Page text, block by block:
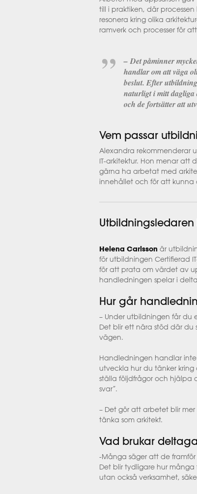
till i praktiken, där
resonera kring olika
ramverk och processer för
–Det påminner
handlar om att väga
beslut. Efter
naturligt i mitt dagliga
och de fortsätter att
Vem passar
Alexandra rekommenderar
IT-arkitektur. Hon menar att
gärna ha arbetat med
innehållet och för att kunna
Helena Carlsson är
för utbildningen Certifierad
för att prata om värdet av
handledningen spelar i
Hur går
– Under utbildningen får du
Det blir ett nära stöd där
vägen.
Handledningen handlar
utveckla hur du tänker
ställa följdfrågor och hjälpa
svar”.
– Det gör att arbetet blir
tänka som arkitekt.
Vad brukar
-Många säger att de
Det blir tydligare hur många
utan också verksamhet,